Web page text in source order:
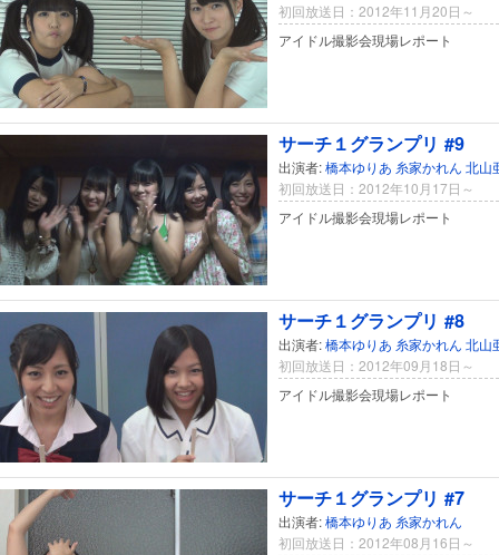
初回放送日：2012年11月20日～
アイドル撮影会現場レポート
サーチ１グランプリ #9
出演者:橋本ゆりあ 糸家かれん 北山
初回放送日：2012年10月17日～
アイドル撮影会現場レポート
サーチ１グランプリ #8
出演者:橋本ゆりあ 糸家かれん 北山
初回放送日：2012年09月18日～
アイドル撮影会現場レポート
サーチ１グランプリ #7
出演者:橋本ゆりあ 糸家かれん
初回放送日：2012年08月16日～